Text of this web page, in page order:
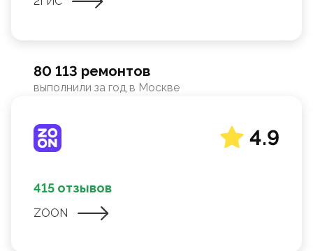
80 113 ремонтов
выполнили за год в Москве
4.9
415 отзывов
ZOON